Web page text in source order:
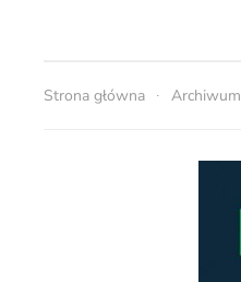
Strona główna Archiwum